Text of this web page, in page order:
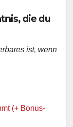
die du
ist, wenn
(+ Bonus-